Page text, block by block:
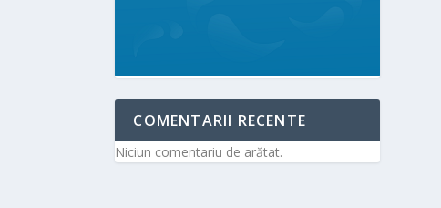
COMENTARII RECENTE
Niciun comentariu de arătat.